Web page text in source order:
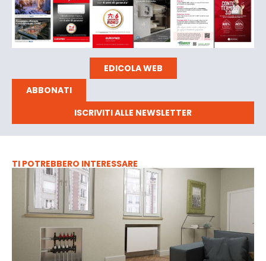
EDICOLA WEB
ABBONATI
ISCRIVITI ALLE NEWSLETTER
TI POTREBBERO INTERESSARE